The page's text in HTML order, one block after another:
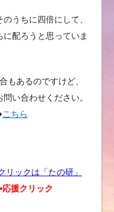
うちに四倍にして、
配ろうと思っていま
もあるのですけど、
い合わせください。
こちら
ックは「たの研」
援クリック